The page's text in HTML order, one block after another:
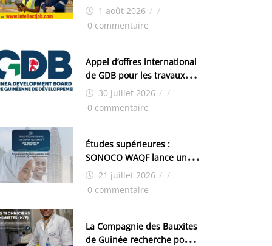
postes1 août 2026 / /
0 commentaire
Appel d’offres international
de GDB pour les travaux
d’aménagement de la zone
industrielle de FANDJE
30 juillet 2026 / /
0 commentaire
Études supérieures :
SONOCO WAQF lance un
programme de bourses
pour la Malaisie
21 juillet 2026 / /
0 commentaire
La Compagnie des Bauxites
de Guinée recherche pour